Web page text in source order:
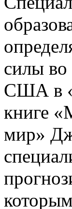
силы во
США в
книге
мир»